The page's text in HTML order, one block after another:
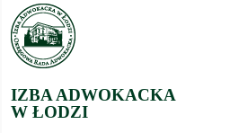
IZBA ADWOKACKA
W ŁODZI